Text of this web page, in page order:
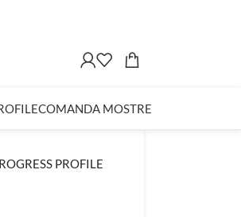
COMANDA MOSTRE
PROFILE